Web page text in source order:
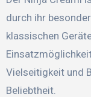
durch ihr
klassischen
Vielseitigkeit und
Beliebtheit.